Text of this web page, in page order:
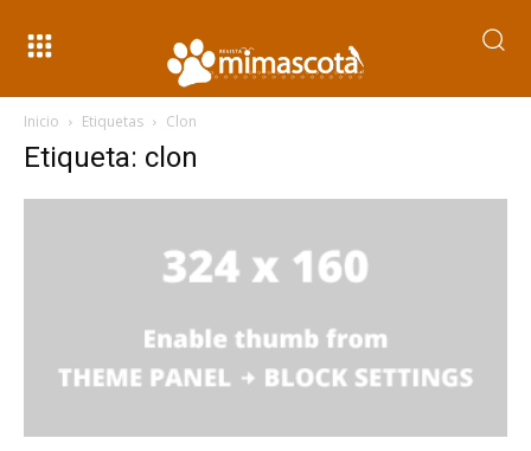
Inicio Etiquetas Clon
Etiqueta: clon